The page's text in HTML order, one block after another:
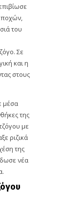
του
Σε
και η
στους
μέσα
της
με
ριζικά
της
νέα